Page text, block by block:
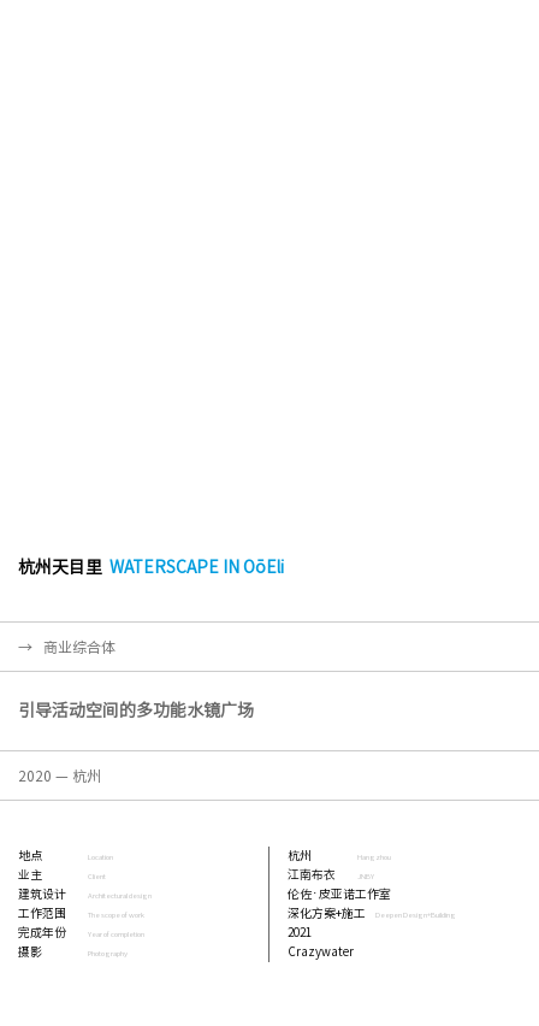
杭州天目里 WATERSCAPE IN OōEli
→ 商业综合体
引导活动空间的多功能水镜广场
2020 — 杭州